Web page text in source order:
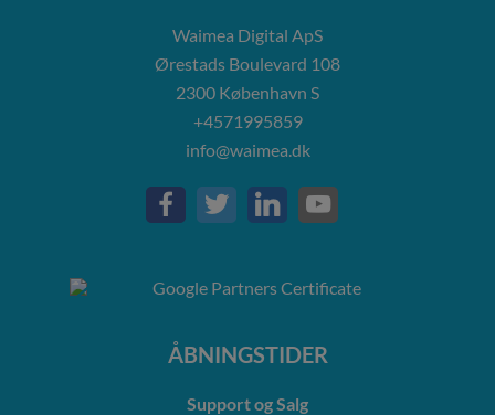
Waimea Digital ApS
Ørestads Boulevard 108
2300 København S
+4571995859
info@waimea.dk
ÅBNINGSTIDER
Support og Salg